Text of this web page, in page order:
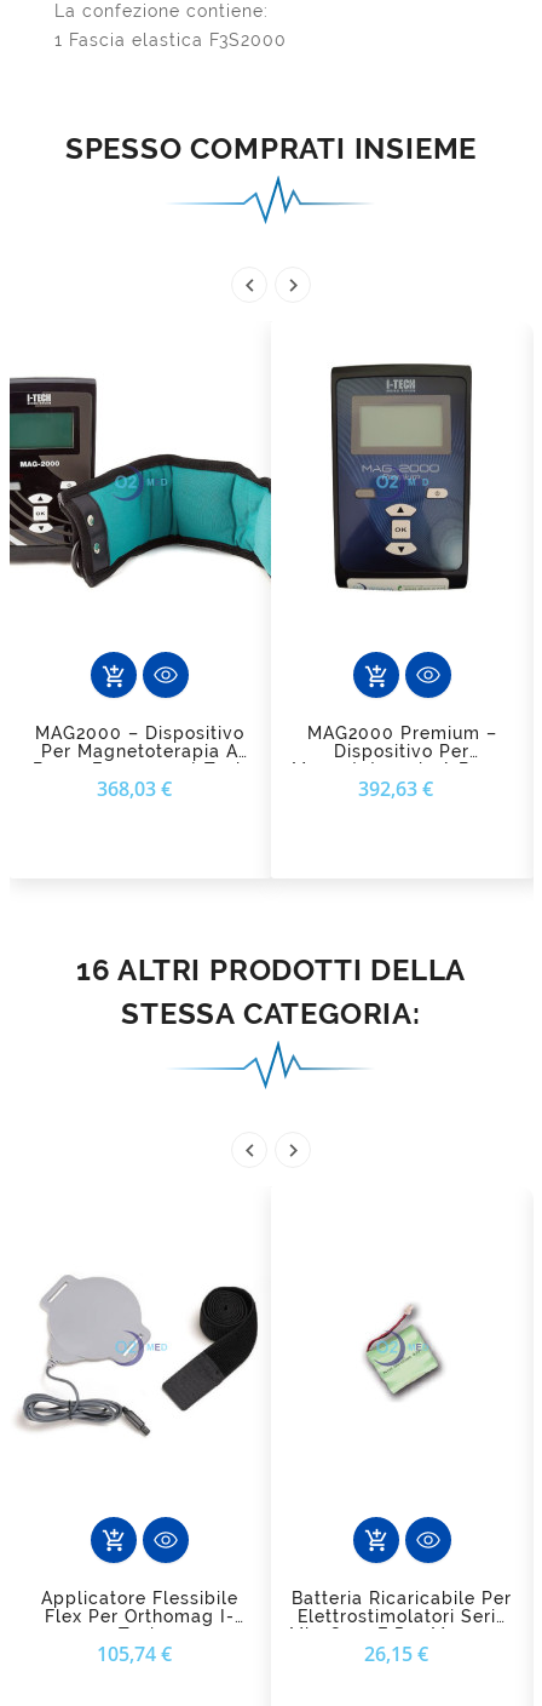
La confezione contiene:
1 Fascia elastica F3S2000
SPESSO COMPRATI INSIEME
 
add_shopping_cart
MAG2000 – Dispositivo
Per Magnetoterapia A
Bassa Frequenza I-Tech
368,03 €
add_shopping_cart
MAG2000 Premium –
Dispositivo Per
Magnetoterapia A Bassa
Frequenza I-Tech
392,63 €
16 ALTRI PRODOTTI DELLA
STESSA CATEGORIA:
 
add_shopping_cart
Applicatore Flessibile
Flex Per Orthomag I-
Tech
105,74 €
add_shopping_cart
Batteria Ricaricabile Per
Elettrostimolatori Serie
Mio-Care E Per Mag1000
26,15 €